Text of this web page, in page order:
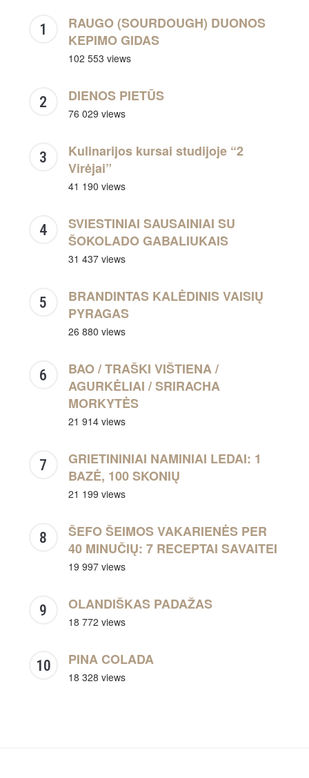
RAUGO (SOURDOUGH) DUONOS
KEPIMO GIDAS
102 553 views
DIENOS PIETŪS
76 029 views
Kulinarijos kursai studijoje “2
Virėjai”
41 190 views
SVIESTINIAI SAUSAINIAI SU
ŠOKOLADO GABALIUKAIS
31 437 views
BRANDINTAS KALĖDINIS VAISIŲ
PYRAGAS
26 880 views
BAO / TRAŠKI VIŠTIENA /
AGURKĖLIAI / SRIRACHA
MORKYTĖS
21 914 views
GRIETININIAI NAMINIAI LEDAI: 1
BAZĖ, 100 SKONIŲ
21 199 views
ŠEFO ŠEIMOS VAKARIENĖS PER
40 MINUČIŲ: 7 RECEPTAI SAVAITEI
19 997 views
OLANDIŠKAS PADAŽAS
18 772 views
PINA COLADA
18 328 views